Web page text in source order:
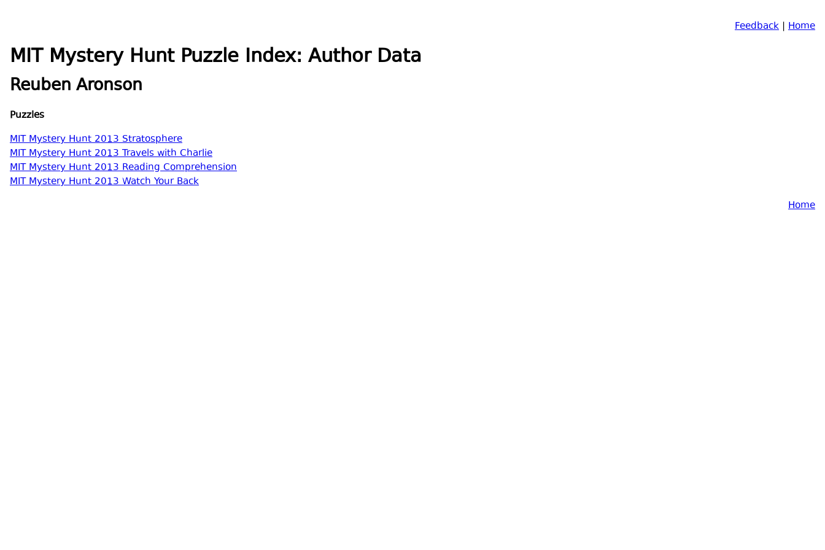
Feedback | Home
MIT Mystery Hunt Puzzle Index: Author Data
Reuben Aronson
Puzzles
MIT Mystery Hunt 2013 Stratosphere
MIT Mystery Hunt 2013 Travels with Charlie
MIT Mystery Hunt 2013 Reading Comprehension
MIT Mystery Hunt 2013 Watch Your Back
Home